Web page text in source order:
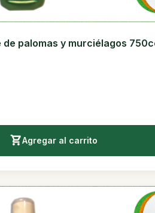
de palomas y murciélagos
Agregar al carrito